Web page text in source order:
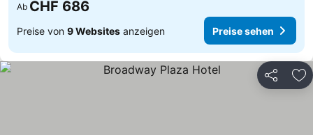
Ab CHF 686
Preise von 9 Websites anzeigen Preise sehen
Teilen